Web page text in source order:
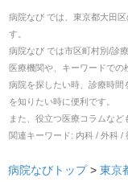
病院なび では、 東京都大田区
す。
病院なび では市区町村別/診
医療機関や、キーワードでの
病院を探したい時、診療時間
を知りたい時に便利です。
また、役立つ医療コラムなど
関連キーワード: 内科 / 外科 /
病院なびトップ > 東京